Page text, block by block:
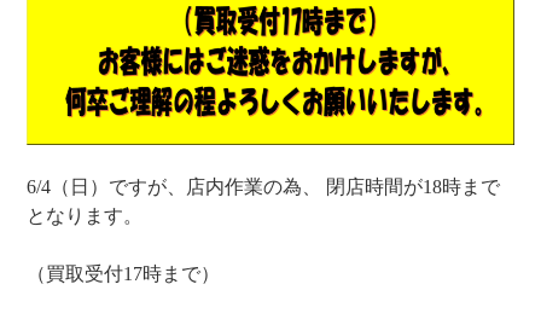
6/4（日）ですが、店内作業の為、 閉店時間が18時まで
となります。
（買取受付17時まで）